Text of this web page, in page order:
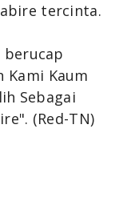
tercinta.
berucap
Kami Kaum
Sebagai
(Red-TN)